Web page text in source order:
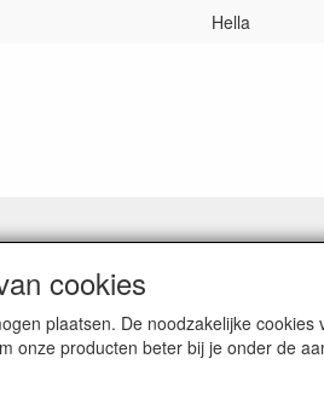
Hella
cookies
plaatsen. De noodzakelijke
onze producten beter bij je onder de